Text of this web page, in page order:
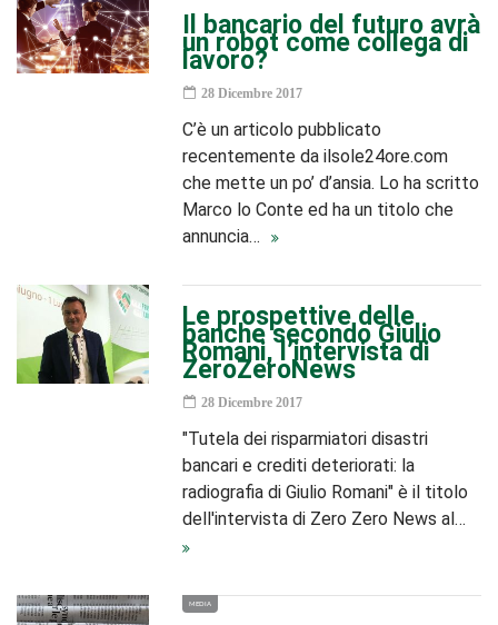
Il bancario del futuro avrà
un robot come collega di
lavoro?
28 Dicembre 2017
C’è un articolo pubblicato
recentemente da ilsole24ore.com
che mette un po’ d’ansia. Lo ha scritto
Marco lo Conte ed ha un titolo che
annuncia…
Le prospettive delle
banche secondo Giulio
Romani, l’intervista di
ZeroZeroNews
28 Dicembre 2017
"Tutela dei risparmiatori disastri
bancari e crediti deteriorati: la
radiografia di Giulio Romani" è il titolo
dell'intervista di Zero Zero News al…
MEDIA